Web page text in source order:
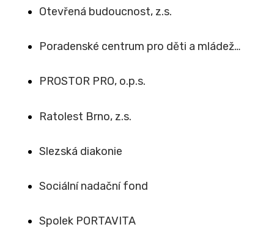
Otevřená budoucnost, z.s.
Poradenské centrum pro děti a mládež…
PROSTOR PRO, o.p.s.
Ratolest Brno, z.s.
Slezská diakonie
Sociální nadační fond
Spolek PORTAVITA